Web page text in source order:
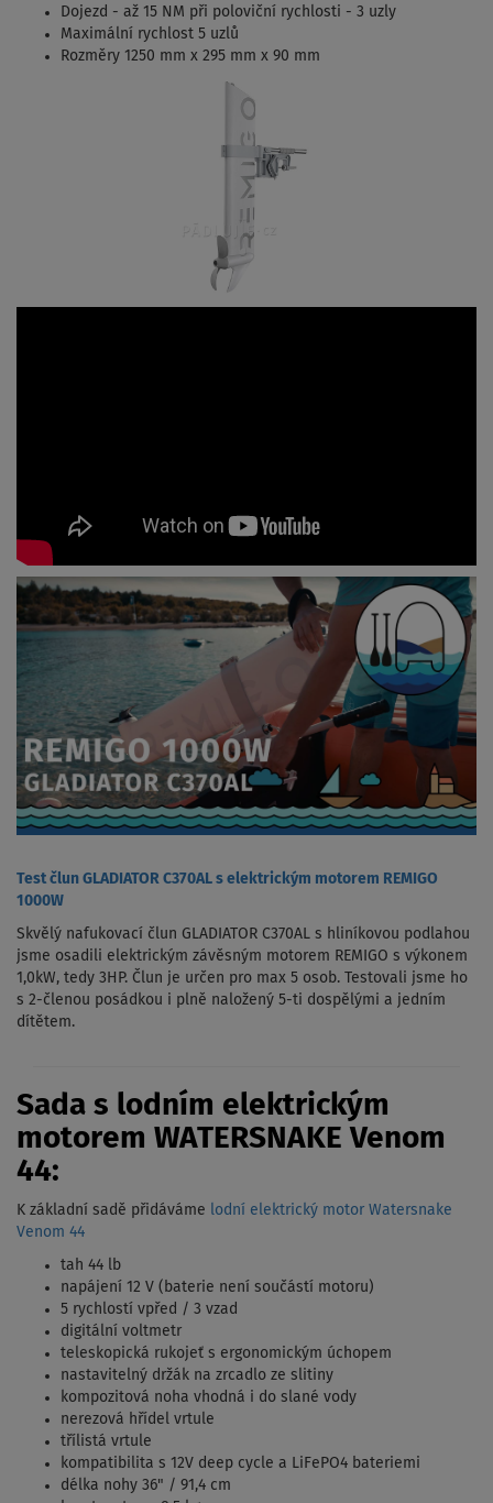
Dojezd - až 15 NM při poloviční rychlosti - 3 uzly
Maximální rychlost 5 uzlů
Rozměry 1250 mm x 295 mm x 90 mm
Test člun GLADIATOR C370AL s elektrickým motorem REMIGO
1000W
Skvělý nafukovací člun GLADIATOR C370AL s hliníkovou podlahou
jsme osadili elektrickým závěsným motorem REMIGO s výkonem
1,0kW, tedy 3HP. Člun je určen pro max 5 osob. Testovali jsme ho
s 2-členou posádkou i plně naložený 5-ti dospělými a jedním
dítětem.
Sada s lodním elektrickým
motorem WATERSNAKE Venom
44:
K základní sadě přidáváme lodní elektrický motor Watersnake
Venom 44
tah 44 lb
napájení 12 V (baterie není součástí motoru)
5 rychlostí vpřed / 3 vzad
digitální voltmetr
teleskopická rukojeť s ergonomickým úchopem
nastavitelný držák na zrcadlo ze slitiny
kompozitová noha vhodná i do slané vody
nerezová hřídel vrtule
třílistá vrtule
kompatibilita s 12V deep cycle a LiFePO4 bateriemi
délka nohy 36" / 91,4 cm